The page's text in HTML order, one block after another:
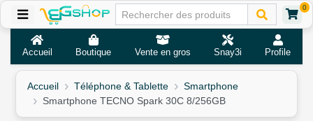
0
Accueil Boutique Vente en gros Snay3i Profile
Accueil Téléphone & Tablette
Smartphone
Smartphone TECNO Spark 30C 8/256GB